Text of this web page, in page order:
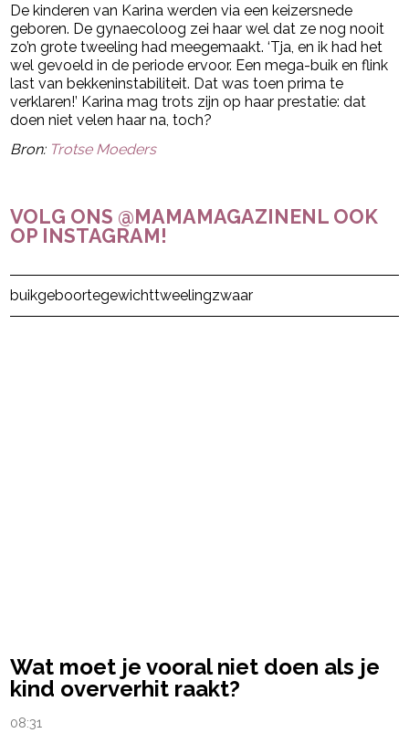
De kinderen van Karina werden via een keizersnede
geboren. De gynaecoloog zei haar wel dat ze nog nooit
zo’n grote tweeling had meegemaakt. ‘Tja, en ik had het
wel gevoeld in de periode ervoor. Een mega-buik en flink
last van bekkeninstabiliteit. Dat was toen prima te
verklaren!’ Karina mag trots zijn op haar prestatie: dat
doen niet velen haar na, toch?
Bron: Trotse Moeders
VOLG ONS @MAMAMAGAZINENL OOK
OP INSTAGRAM!
Post Views: 64
buikgeboortegewichttweelingzwaar
Wat moet je vooral niet doen als je
kind oververhit raakt?
08:31